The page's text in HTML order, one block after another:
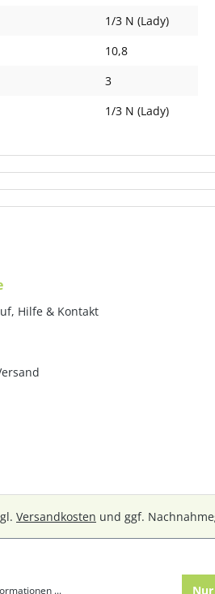
1/3 N (Lady)
10,8
3
1/3 N (Lady)
Hilfe & Kontakt
Versandkosten und ggf.
...